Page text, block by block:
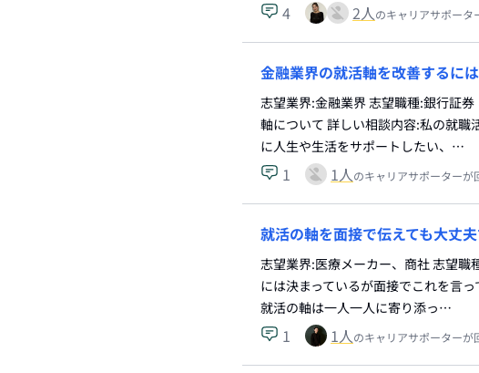
4 2人のキャリアサポータ
金融業界の就活軸を改善するに
志望業界:金融業界 志望職種:銀行証
軸について 詳しい相談内容:私の就職
に人生や生活をサポートしたい、…
1 1人のキャリアサポーターが
就活の軸を面接で伝えても大丈
志望業界:医療メーカー、商社 志望職
には決まっているが面接でこれを言
就活の軸は一人一人に寄り添っ…
1 1人のキャリアサポーターが